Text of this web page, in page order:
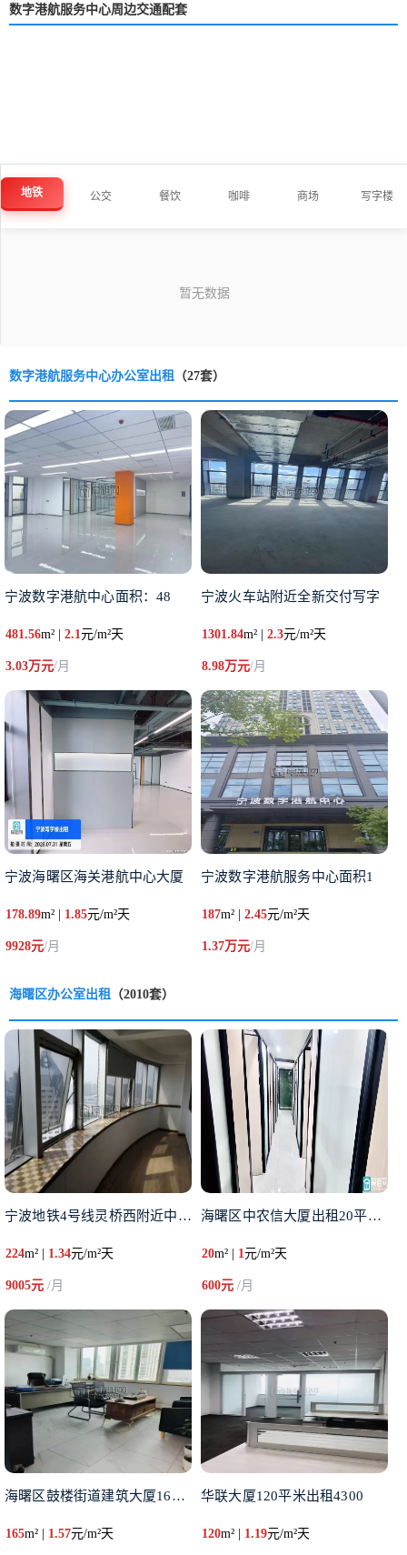
数字港航服务中心周边交通配套
地铁 公交 餐饮 咖啡 商场 写字楼
数字港航服务中心办公室出租 （27套）
宁波数字港航中心面积：48
481.56m² | 2.1元/m²天
3.03万元/月
宁波火车站附近全新交付写字
1301.84m² |2.3元/m²天
8.98万元/月
宁波海曙区海关港航中心大厦
178.89m² | 1.85元/m²天
9928元/月
宁波数字港航服务中心面积1
187m² |2.45元/m²天
1.37万元/月
海曙区办公室出租 （2010套）
宁波地铁4号线灵桥西附近中宁大
224m² | 1.34元/m²天
9005元 /月
海曙区中农信大厦出租20平米6
20m² | 1元/m²天
600元/月
海曙区鼓楼街道建筑大厦165平
165m² | 1.57元/m²天
华联大厦120平米出租4300
120m² | 1.19元/m²天